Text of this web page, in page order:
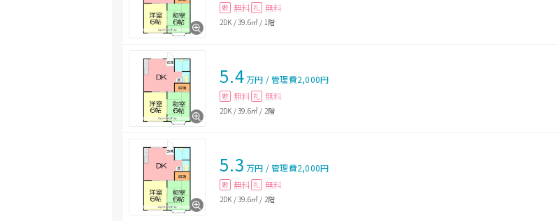
敷 無料 礼 無料
2DK /39.6㎡ / 1階
5.4万円 /管理費2,000円
敷 無料 礼 無料
2DK /39.6㎡ / 2階
5.3 万円 /管理費2,000円
敷 無料 礼 無料
2DK /39.6㎡ / 2階